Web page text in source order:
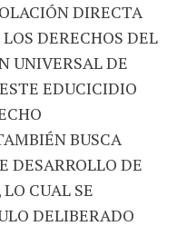
DIRECTA
DERECHOS DEL
UNIVERSAL DE
EDUCICIDIO
BUSCA
DESARROLLO DE
CUAL SE
DELIBERADO